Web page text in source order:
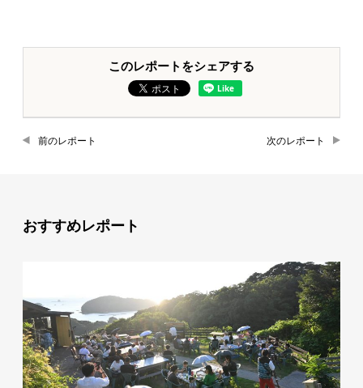
このレポートをシェアする
前のレポート 次のレポート
おすすめレポート